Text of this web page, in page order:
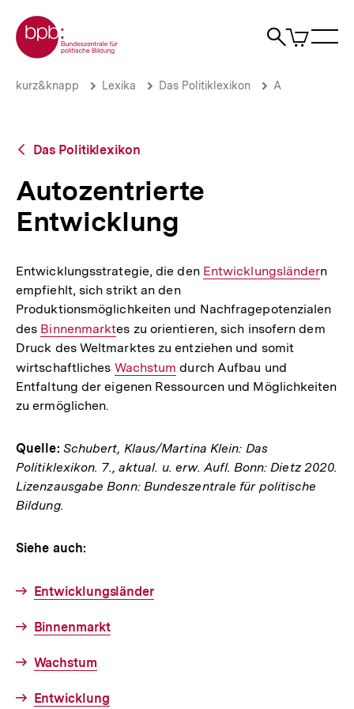
zum
Seiteninhalt
springen
Zur Startseite der bpb
Suche
Artikel
im
Autozentrierte
Brotkrümelnavigation
Pfadnavigation
kurz&knapp Lexika Das Politiklexikon A
Zurück
Übersicht
Das Politiklexikon
Autozentrierte
Entwicklung
Entwicklungsstrategie, die den Interner
Entwicklungsländern
empfiehlt, sich strikt an den
Produktionsmöglichkeiten und Nachfragepotenzialen
des Interner
Link:
Binnenmarktes zu orientieren, sich insofern dem
Druck des Weltmarktes zu entziehen und somit
wirtschaftliches Interner
Link:
Wachstum durch Aufbau und
Entfaltung der eigenen Ressourcen und Möglichkeiten
zu ermöglichen.
Quelle: Schubert, Klaus/Martina Klein: Das
Politiklexikon. 7., aktual. u. erw. Aufl. Bonn: Dietz 2020.
Lizenzausgabe Bonn: Bundeszentrale für politische
Bildung.
Siehe auch:
Entwicklungsländer
Binnenmarkt
Wachstum
Entwicklung